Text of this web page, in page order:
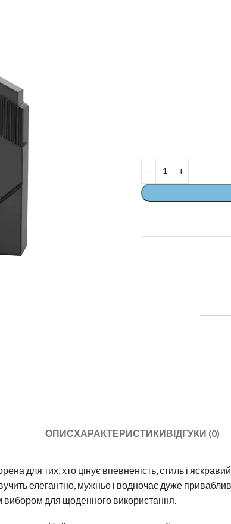
ОПИСХАРАКТЕРИСТИКИВІДГУКИ (0)
для тих, хто цінує впевненість, стиль і
елегантно, мужньо і водночас дуже
вибором для щоденного використання.